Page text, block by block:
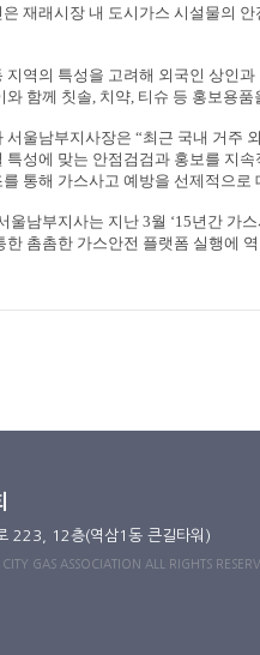
재래시장 내 도시가스 시설물의
지역의 특성을 고려해 외국인 상인
와 함께 칫솔, 치약, 티슈 등 홍보용
서울남부지사장은 “최근 국내 거주
특성에 맞는 안점검검과 홍보를 지
통해 가스사고 예방을 선제적으로
울남부지사는 지난 3월 ‘15년간 가
한 촘촘한 가스안전 플랫폼 실행에
223, 12층(역삼1동 큰길타워)
GAS ASSOCIATION ALL RIGHTS